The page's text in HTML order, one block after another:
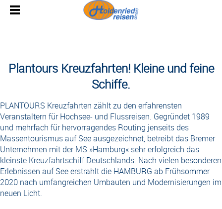
Plantours Kreuzfahrten! Kleine und feine
Schiffe.
PLANTOURS Kreuzfahrten zählt zu den erfahrensten
Veranstaltern für Hochsee- und Flussreisen. Gegründet 1989
und mehrfach für hervorragendes Routing jenseits des
Massentourismus auf See ausgezeichnet, betreibt das Bremer
Unternehmen mit der MS »Hamburg« sehr erfolgreich das
kleinste Kreuzfahrtschiff Deutschlands. Nach vielen besonderen
Erlebnissen auf See erstrahlt die HAMBURG ab Frühsommer
2020 nach umfangreichen Umbauten und Modernisierungen im
neuen Licht.